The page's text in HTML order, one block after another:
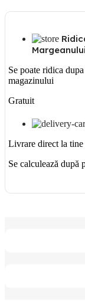
Se poate ridica
magazinului
Gratuit
Livrare direct la tine
Se calculează după